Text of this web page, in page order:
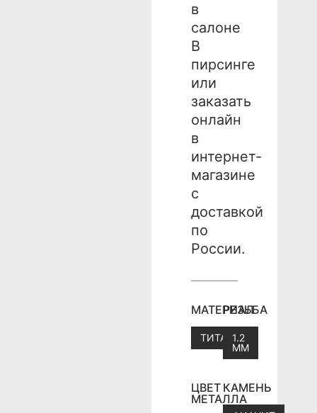
в
салоне
В
пирсинге
или
заказать
онлайн
в
интернет-
магазине
с
доставкой
по
России.
МАТЕРИАЛ
ТИТАН
РЕЗЬБА
1.2
ММ
ЦВЕТ
МЕТАЛЛА
КАМЕНЬ